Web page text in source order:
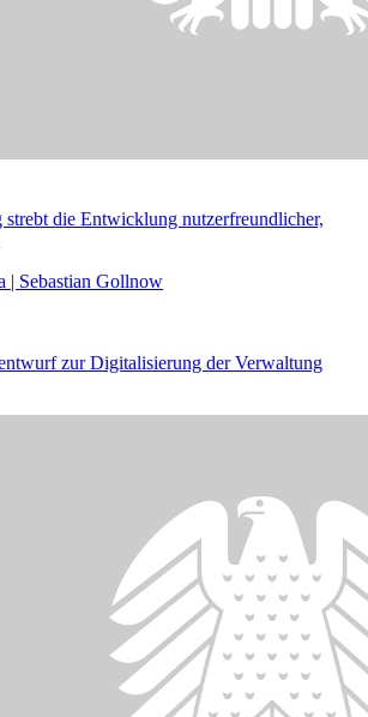
strebt die Entwicklung nutzerfreundlicher,
| Sebastian Gollnow
zur Digitalisierung der Verwaltung